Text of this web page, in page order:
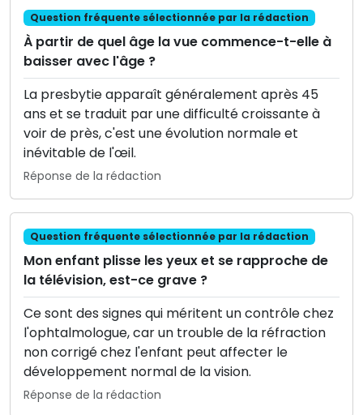
Question fréquente sélectionnée par la rédaction
À partir de quel âge la vue commence-t-elle à
baisser avec l'âge ?
La presbytie apparaît généralement après 45
ans et se traduit par une difficulté croissante à
voir de près, c'est une évolution normale et
inévitable de l'œil.
Réponse de la rédaction
Question fréquente sélectionnée par la rédaction
Mon enfant plisse les yeux et se rapproche de
la télévision, est-ce grave ?
Ce sont des signes qui méritent un contrôle chez
l'ophtalmologue, car un trouble de la réfraction
non corrigé chez l'enfant peut affecter le
développement normal de la vision.
Réponse de la rédaction